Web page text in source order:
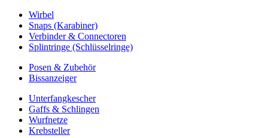
Wirbel
Snaps (Karabiner)
Verbinder & Connectoren
Splintringe (Schlüsselringe)
Posen & Zubehör
Bissanzeiger
Unterfangkescher
Gaffs & Schlingen
Wurfnetze
Krebsteller